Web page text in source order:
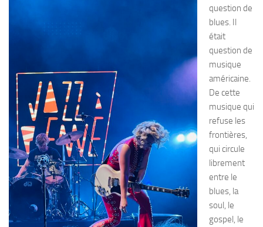
question de
blues. Il
était
question de
musique
américaine.
De cette
musique qui
refuse les
frontières,
qui circule
librement
entre le
blues, la
soul, le
gospel, le